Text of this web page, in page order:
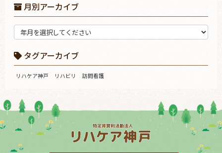
月別アーカイブ
タグアーカイブ
リハケア神戸 リハビリ 訪問看護